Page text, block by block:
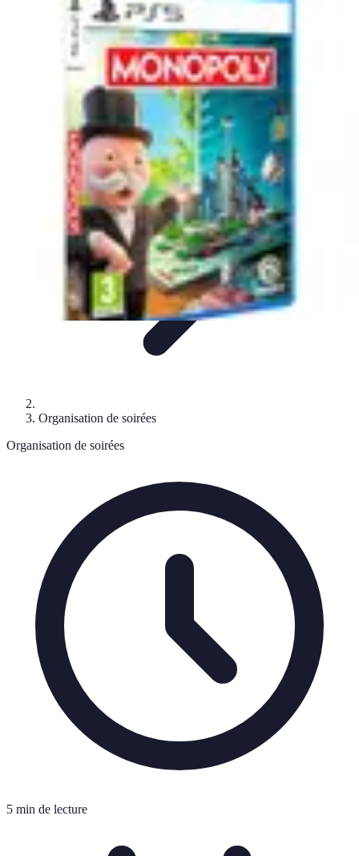
Règles et Jeux
Jeux de sociétéAstuces et conseilsCréation de JeuxJeux de
Création de jeux
Règles et Jeux
Organisation de soirées
Organisation de soirées
5 min de lecture